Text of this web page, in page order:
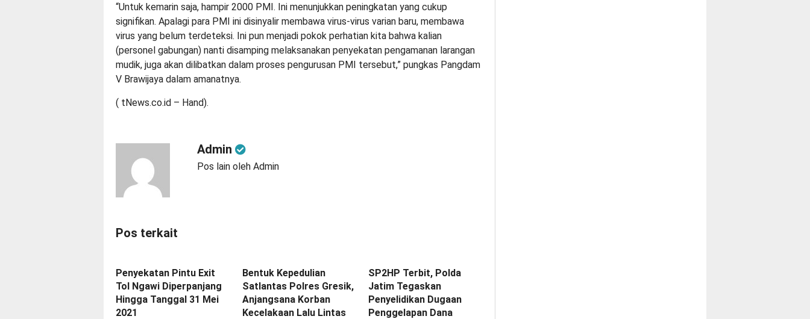
“Untuk kemarin saja, hampir 2000 PMI. Ini menunjukkan peningkatan yang cukup
signifikan. Apalagi para PMI ini disinyalir membawa virus-virus varian baru, membawa
virus yang belum terdeteksi. Ini pun menjadi pokok perhatian kita bahwa kalian
(personel gabungan) nanti disamping melaksanakan penyekatan pengamanan larangan
mudik, juga akan dilibatkan dalam proses pengurusan PMI tersebut,” pungkas Pangdam
V Brawijaya dalam amanatnya.
( tNews.co.id – Hand).
Admin
Pos lain oleh Admin
Pos terkait
Penyekatan Pintu Exit
Tol Ngawi Diperpanjang
Hingga Tanggal 31 Mei
2021
Bentuk Kepedulian
Satlantas Polres Gresik,
Anjangsana Korban
Kecelakaan Lalu Lintas
SP2HP Terbit, Polda
Jatim Tegaskan
Penyelidikan Dugaan
Penggelapan Dana